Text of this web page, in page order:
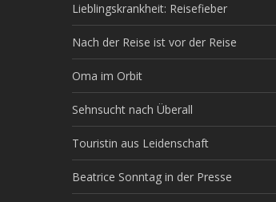
Lieblingskrankheit: Reisefieber
Nach der Reise ist vor der Reise
Oma im Orbit
Sehnsucht nach Überall
Touristin aus Leidenschaft
Beatrice Sonntag in der Presse